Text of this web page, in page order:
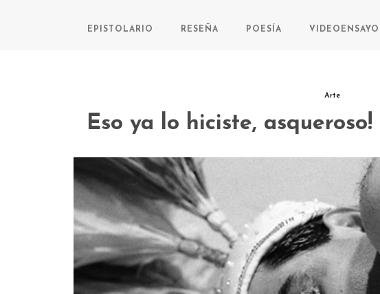
EPISTOLARIO RESEÑA POESÍA VIDEOENSAYO
Arte
Eso ya lo hiciste,